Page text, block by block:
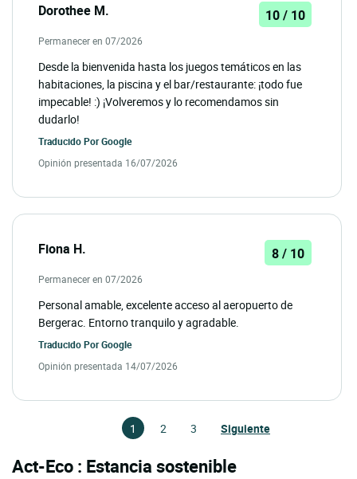
Dorothee M. 10 / 10
Permanecer en 07/2026
Desde la bienvenida hasta los juegos temáticos en las
habitaciones, la piscina y el bar/restaurante: ¡todo fue
impecable! :) ¡Volveremos y lo recomendamos sin
dudarlo!
Traducido PorGoogle
Opinión presentada 16/07/2026
Fiona H. 8 / 10
Permanecer en 07/2026
Personal amable, excelente acceso al aeropuerto de
Bergerac. Entorno tranquilo y agradable.
Traducido PorGoogle
Opinión presentada 14/07/2026
1 2 3 Siguiente
Act-Eco : Estancia sostenible